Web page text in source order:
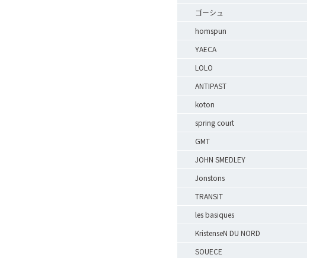
ゴーシュ
homspun
YAECA
LOLO
ANTIPAST
koton
spring court
GMT
JOHN SMEDLEY
Jonstons
TRANSIT
les basiques
KristenseN DU NORD
SOUECE